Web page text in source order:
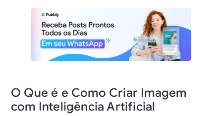
O Que é e Como Criar Imagem
com Inteligência Artificial